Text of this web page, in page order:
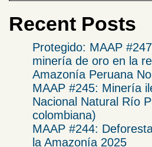
Recent Posts
Protegido: MAAP
minería de oro en la
Amazonía Peruana
MAAP #245: Minería
Nacional Natural Río
colombiana)
MAAP #244:
la Amazonía 2025